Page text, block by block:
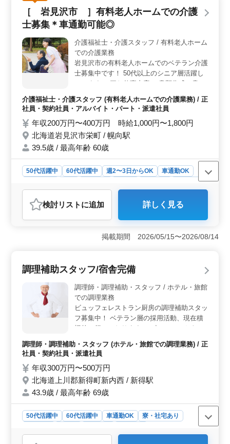
働きやすい待遇＞ 無料駐車場完備や交通費実費支給な
ど働きやすい環境が整っています。また車通勤も可能な
ので通勤の負担を軽減できます。さらに休憩時間も充実
す。 ＜生活の変化を最小限に＞ 生活を変えずに転
職できるよう週休2日制や4週8休制の休日体制が整ってい
ます。これにより仕事とプライベートの両立がしやす
く、安定した生活を送ることができます。安心して働け
る職場で、ご経験を活かし新しいステージを築いてみま
［ 岩見沢市 ］有料老人ホームでの介護
士募集＊車通勤可能◎
介護福祉士・介護スタッフ / 有料老人ホーム
での介護業務
岩見沢市の有料老人ホームでのベテラン介護
士募集中です！ 50代以上のシニア層活躍し
ています！ ▽お仕事内容 ・書類作成、書類
介助、排泄介助など） ▽備考 ＊交通費実費
支給 ＊車通勤可能 皆様からのご応募お待ち
しております！ 是非一緒に働きましょう♪
介護福祉士・介護スタッフ (有料老人ホームでの介護業務) / 正
社員・契約社員・アルバイト・パート・派遣社員
年収200万円〜400万円 時給1,000円〜1,800円
北海道岩見沢市栄町 / 幌向駅
39.5歳 / 最高年齢 60歳
50代活躍中 60代活躍中 週2〜3日からOK
車通勤OK
派遣社員
介護福祉士・介護スタッフ
おすすめポイント
＜働きやすさ＞ 週2〜3日からの勤務が可能で、週休2日
制を採用しています。これにより、仕事とプライベート
のバランスを取りやすく、長期で安定して働ける環境で
以上のシニア層が活躍している環境です。年齢に関係な
く、経験とスキルを活かし、安心して働ける場所です。
シニアの経験が評価され、チームの一員として大きく貢
献できます。 ＜業務内容＞ 業務では、書類作成や
整理から、レクリエーションのサポート、介助業務まで
幅広く担当できます。様々な経験を積みながら、充実感
ヘルパー2級以上の資格を持つ方に向いています。
検討リスト に追加 詳しく見る
掲載期間 2026/05/15〜2026/08/14
調理補助スタッフ/宿舎完備
調理師・調理補助・スタッフ / ホテル・旅館
での調理業務
ビュッフェレストラン厨房の調理補助スタッ
フ募集中！ ベテラン層の採用活動、現在積
極的に行っております。 ビュッフェカウン
いただきます。 ◯主な業務内容 ・調理 ・盛
り付け ・仕込み ・食器洗浄、清掃 ・厨房業
務 ・調理補助 マイカー通勤OK。無料駐車
場もあり、毎日の通勤ストレスも少なく済み
ます。 現在50歳以上のベテラン料理人も活
躍してみませんか？
調理師・調理補助・スタッフ (ホテル・旅館での調理業務) / 正
社員・契約社員・派遣社員
年収300万円〜500万円
北海道上川郡新得町新内西 / 新得駅
43.9歳 / 最高年齢 69歳
50代活躍中 60代活躍中 車通勤OK
寮・社宅あり